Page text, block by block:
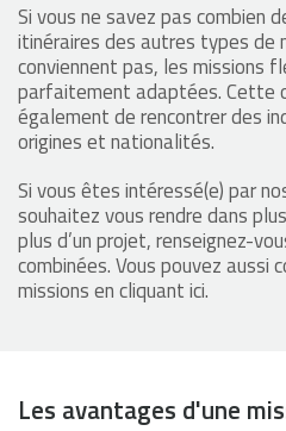
Si vous ne savez pas combien
itinéraires des autres types de
conviennent pas, les missions
parfaitement adaptées. Cette
également de rencontrer des
origines et nationalités.
Si vous êtes intéressé(e) par
souhaitez vous rendre dans
plus d’un projet, renseignez-
combinées. Vous pouvez
missions en cliquant ici.
Les avantages d'une